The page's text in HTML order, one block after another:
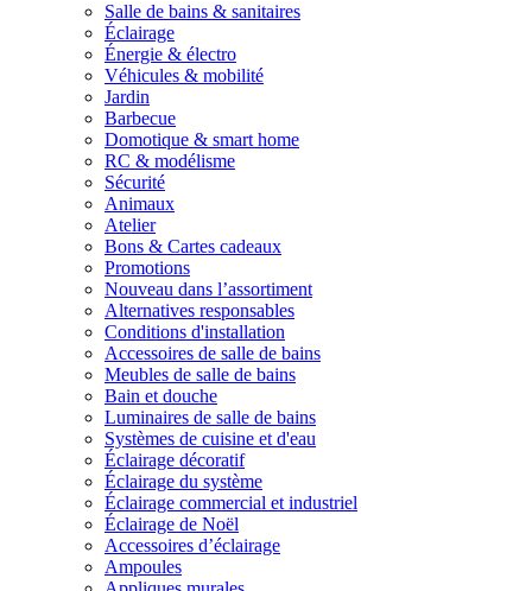
Salle de bains & sanitaires
Éclairage
Énergie & électro
Véhicules & mobilité
Jardin
Barbecue
Domotique & smart home
RC & modélisme
Sécurité
Animaux
Atelier
Bons & Cartes cadeaux
Promotions
Nouveau dans l’assortiment
Alternatives responsables
Conditions d'installation
Accessoires de salle de bains
Meubles de salle de bains
Bain et douche
Luminaires de salle de bains
Systèmes de cuisine et d'eau
Éclairage décoratif
Éclairage du système
Éclairage commercial et industriel
Éclairage de Noël
Accessoires d’éclairage
Ampoules